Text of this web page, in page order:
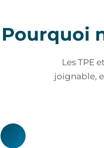
Pourquoi
Les TPE
joignable,